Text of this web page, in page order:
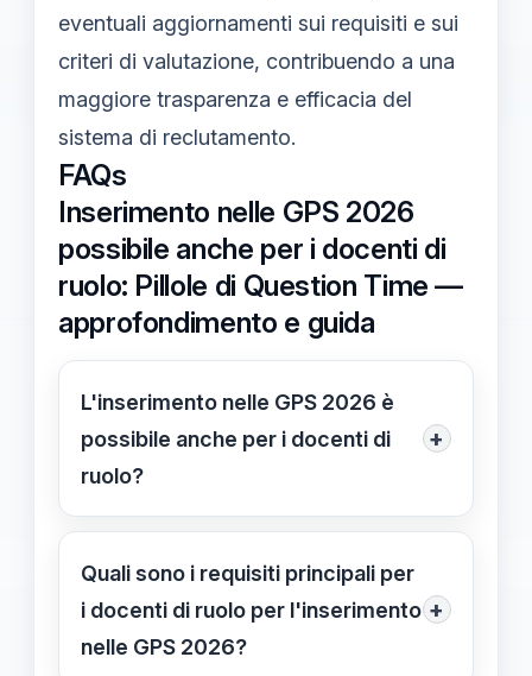
eventuali aggiornamenti sui requisiti e sui
criteri di valutazione, contribuendo a una
maggiore trasparenza e efficacia del
sistema di reclutamento.
FAQs
Inserimento nelle GPS 2026
possibile anche per i docenti di
ruolo: Pillole di Question Time —
approfondimento e guida
L'inserimento nelle GPS 2026 è
possibile anche per i docenti di
ruolo?
+
Sì, a partire dal 26/01/2026, i docenti
di ruolo possono inserirsi nelle GPS
2026 se rispettano i requisiti di
esperienza e conformità delle
Quali sono i requisiti principali per
i docenti di ruolo per l'inserimento
nelle GPS 2026?
+